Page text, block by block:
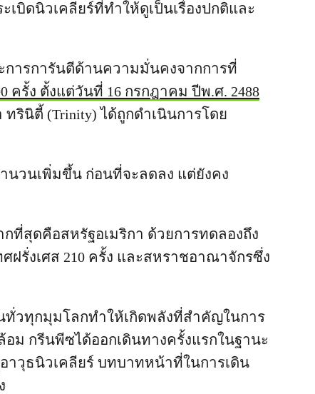
บิดนิวเคลียร์ที่ทำให้ดูเป็นเรื่องปกติและ
การการันตีด้านความมั่นคงจากการที่
ครั้ง ตั้งแต่วันที่ 16 กรกฎาคม ปีพ.ศ. 2488
รินิตี้ (Trinity) ได้ถูกดำเนินการโดย
นวนเพิ่มขึ้น ก่อนที่จะลดลง แต่ยังคง
ที่สุดคือสหรัฐอเมริกา ด้วยการทดลองถึง
ศฝรั่งเศส 210 ครั้ง และสหราชอาณาจักรซึ่ง
วทุกมุมโลกทำให้เกิดพลังที่สำคัญในการ
ม กรีนพีซได้ออกเดินทางครั้งแรกในฐานะ
าวุธนิวเคลียร์ บทบาทหน้าที่ในการเดิน